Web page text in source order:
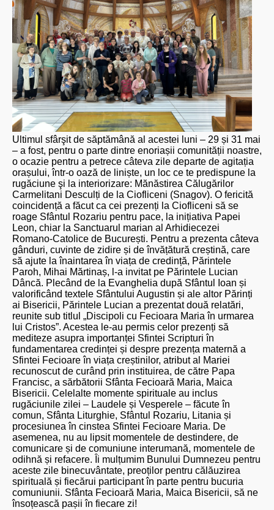
Ultimul sfârşit de săptămână al acestei luni – 29 și 31 mai
– a fost, pentru o parte dintre enoriașii comunității noastre,
o ocazie pentru a petrece câteva zile departe de agitația
orașului, într-o oază de liniște, un loc ce te predispune la
rugăciune şi la interiorizare: Mănăstirea Călugărilor
Carmelitani Desculți de la Ciofliceni (Snagov). O fericită
coincidență a făcut ca cei prezenți la Ciofliceni să se
roage Sfântul Rozariu pentru pace, la inițiativa Papei
Leon, chiar la Sanctuarul marian al Arhidiecezei
Romano-Catolice de București. Pentru a prezenta câteva
gânduri, cuvinte de zidire și de învățătură creștină, care
să ajute la înaintarea în viața de credință, Părintele
Paroh, Mihai Mărtinaș, l-a invitat pe Părintele Lucian
Dâncă. Plecând de la Evanghelia după Sfântul Ioan și
valorificând textele Sfântului Augustin și ale altor Părinți
ai Bisericii, Părintele Lucian a prezentat două relatări,
reunite sub titlul „Discipoli cu Fecioara Maria în urmarea
lui Cristos”. Acestea le-au permis celor prezenți să
mediteze asupra importanței Sfintei Scripturi în
fundamentarea credinței și despre prezența maternă a
Sfintei Fecioare în viața creștinilor, atribut al Mariei
recunoscut de curând prin instituirea, de către Papa
Francisc, a sărbătorii Sfânta Fecioară Maria, Maica
Bisericii. Celelalte momente spirituale au inclus
rugăciunile zilei – Laudele și Vesperele – făcute în
comun, Sfânta Liturghie, Sfântul Rozariu, Litania și
procesiunea în cinstea Sfintei Fecioare Maria. De
asemenea, nu au lipsit momentele de destindere, de
comunicare și de comuniune interumană, momentele de
odihnă și refacere. Îi mulțumim Bunului Dumnezeu pentru
aceste zile binecuvântate, preoților pentru călăuzirea
spirituală și fiecărui participant în parte pentru bucuria
comuniunii. Sfânta Fecioară Maria, Maica Bisericii, să ne
însoțească pașii în fiecare zi!